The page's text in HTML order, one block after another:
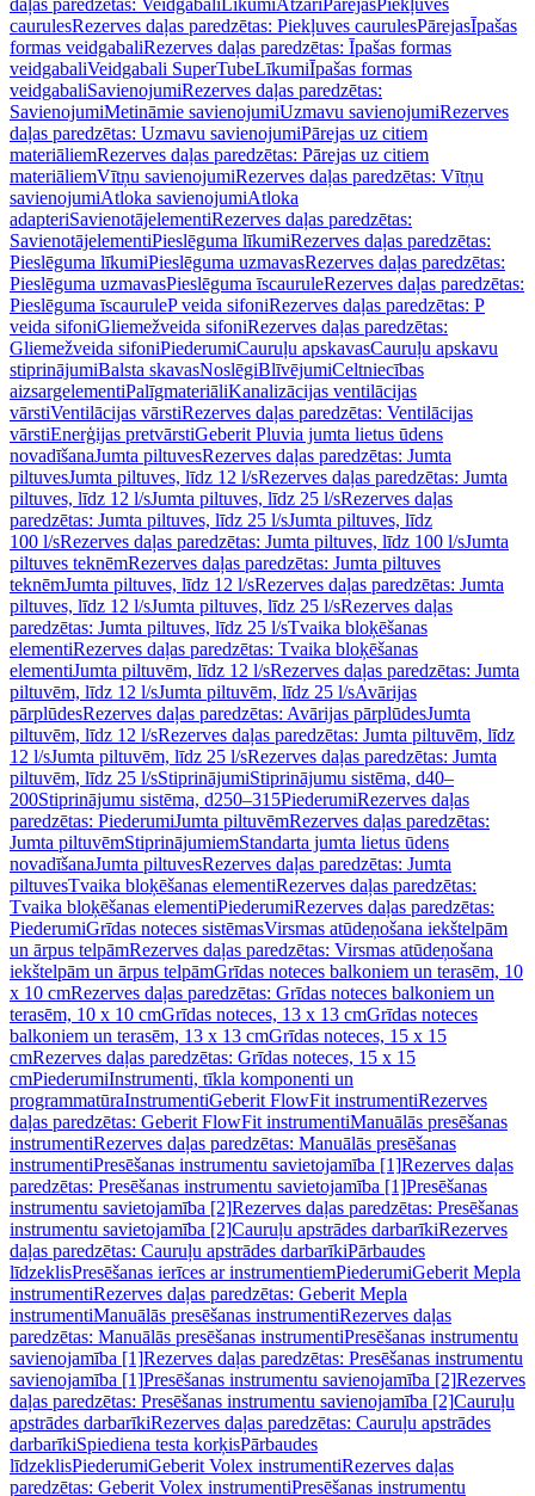
daļas paredzētas: Veidgabali LīkumiAtzari PārejasPiekļuves
caurulesRezerves daļas paredzētas: Piekļuves caurulesPārejasĪpašas
formas veidgabaliRezerves daļas paredzētas: Īpašas formas
veidgabaliVeidgabali SuperTubeLīkumiĪpašas formas
veidgabaliSavienojumiRezerves daļas paredzētas:
SavienojumiMetināmie savienojumiUzmavu savienojumiRezerves
daļas paredzētas: Uzmavu savienojumiPārejas uz citiem
materiāliemRezerves daļas paredzētas: Pārejas uz citiem
materiāliemVītņu savienojumiRezerves daļas paredzētas: Vītņu
savienojumiAtloka savienojumiAtloka
adapteriSavienotājelementiRezerves daļas paredzētas:
SavienotājelementiPieslēguma līkumiRezerves daļas paredzētas:
Pieslēguma līkumiPieslēguma uzmavasRezerves daļas paredzētas:
Pieslēguma uzmavasPieslēguma īscauruleRezerves daļas paredzētas:
Pieslēguma īscauruleP veida sifoniRezerves daļas paredzētas: P
veida sifoniGliemežveida sifoniRezerves daļas paredzētas:
Gliemežveida sifoniPiederumiCauruļu apskavasCauruļu apskavu
stiprinājumiBalsta skavasNoslēgiBlīvējumiCeltniecības
aizsargelementiPalīgmateriāliKanalizācijas ventilācijas
vārstiVentilācijas vārstiRezerves daļas paredzētas: Ventilācijas
vārstiEnerģijas pretvārstiGeberit Pluvia jumta lietus ūdens
novadīšanaJumta piltuvesRezerves daļas paredzētas: Jumta
piltuvesJumta piltuves, līdz 12 l/sRezerves daļas paredzētas: Jumta
piltuves, līdz 12 l/sJumta piltuves, līdz 25 l/sRezerves daļas
paredzētas: Jumta piltuves, līdz 25 l/sJumta piltuves, līdz
100 l/sRezerves daļas paredzētas: Jumta piltuves, līdz 100 l/sJumta
piltuves teknēmRezerves daļas paredzētas: Jumta piltuves
teknēmJumta piltuves, līdz 12 l/sRezerves daļas paredzētas: Jumta
piltuves, līdz 12 l/sJumta piltuves, līdz 25 l/sRezerves daļas
paredzētas: Jumta piltuves, līdz 25 l/sTvaika bloķēšanas
elementiRezerves daļas paredzētas: Tvaika bloķēšanas
elementiJumta piltuvēm, līdz 12 l/sRezerves daļas paredzētas: Jumta
piltuvēm, līdz 12 l/sJumta piltuvēm, līdz 25 l/sAvārijas
pārplūdesRezerves daļas paredzētas: Avārijas pārplūdesJumta
piltuvēm, līdz 12 l/sRezerves daļas paredzētas: Jumta piltuvēm, līdz
12 l/sJumta piltuvēm, līdz 25 l/sRezerves daļas paredzētas: Jumta
piltuvēm, līdz 25 l/sStiprinājumiStiprinājumu sistēma, d40–
200Stiprinājumu sistēma, d250–315PiederumiRezerves daļas
paredzētas: PiederumiJumta piltuvēmRezerves daļas paredzētas:
Jumta piltuvēmStiprinājumiemStandarta jumta lietus ūdens
novadīšanaJumta piltuvesRezerves daļas paredzētas: Jumta
piltuvesTvaika bloķēšanas elementiRezerves daļas paredzētas:
Tvaika bloķēšanas elementiPiederumiRezerves daļas paredzētas:
PiederumiGrīdas noteces sistēmasVirsmas atūdeņošana iekštelpām
un ārpus telpāmRezerves daļas paredzētas: Virsmas atūdeņošana
iekštelpām un ārpus telpāmGrīdas noteces balkoniem un terasēm, 10
x 10 cmRezerves daļas paredzētas: Grīdas noteces balkoniem un
terasēm, 10 x 10 cmGrīdas noteces, 13 x 13 cmGrīdas noteces
balkoniem un terasēm, 13 x 13 cmGrīdas noteces, 15 x 15
cmRezerves daļas paredzētas: Grīdas noteces, 15 x 15
cmPiederumiInstrumenti, tīkla komponenti un
programmatūraInstrumentiGeberit FlowFit instrumentiRezerves
daļas paredzētas: Geberit FlowFit instrumentiManuālās presēšanas
instrumentiRezerves daļas paredzētas: Manuālās presēšanas
instrumentiPresēšanas instrumentu savietojamība [1]Rezerves daļas
paredzētas: Presēšanas instrumentu savietojamība [1]Presēšanas
instrumentu savietojamība [2]Rezerves daļas paredzētas: Presēšanas
instrumentu savietojamība [2]Cauruļu apstrādes darbarīkiRezerves
daļas paredzētas: Cauruļu apstrādes darbarīkiPārbaudes
līdzeklisPresēšanas ierīces ar instrumentiemPiederumiGeberit Mepla
instrumentiRezerves daļas paredzētas: Geberit Mepla
instrumentiManuālās presēšanas instrumentiRezerves daļas
paredzētas: Manuālās presēšanas instrumentiPresēšanas instrumentu
savienojamība [1]Rezerves daļas paredzētas: Presēšanas instrumentu
savienojamība [1]Presēšanas instrumentu savienojamība [2]Rezerves
daļas paredzētas: Presēšanas instrumentu savienojamība [2]Cauruļu
apstrādes darbarīkiRezerves daļas paredzētas: Cauruļu apstrādes
darbarīkiSpiediena testa korķisPārbaudes
līdzeklisPiederumiGeberit Volex instrumentiRezerves daļas
paredzētas: Geberit Volex instrumentiPresēšanas instrumentu